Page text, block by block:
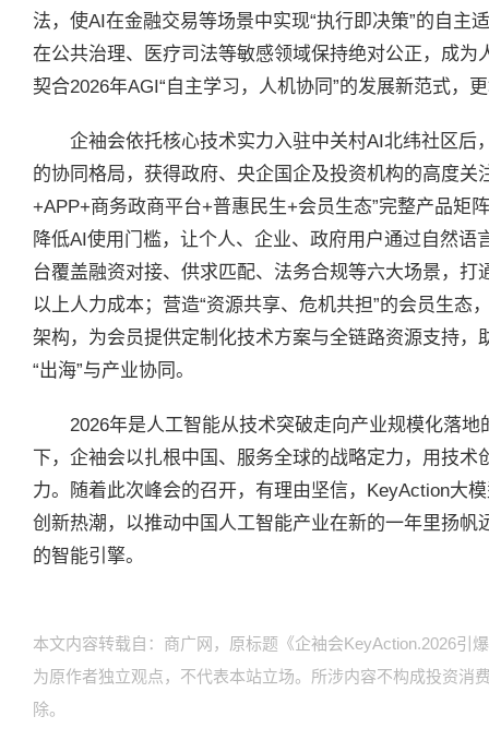
法，使AI在金融交易等场景中实现“执行即决策”的自主
在公共治理、医疗司法等敏感领域保持绝对公正，成
契合2026年AGI“自主学习，人机协同”的发展新范式，
企袖会依托核心技术实力入驻中关村AI北纬社区后
的协同格局，获得政府、央企国企及投资机构的高度关
+APP+商务政商平台+普惠民生+会员生态”完整产品
降低AI使用门槛，让个人、企业、政府用户通过自然
台覆盖融资对接、供求匹配、法务合规等六大场景，
以上人力成本；营造“资源共享、危机共担”的会员生态
架构，为会员提供定制化技术方案与全链路资源支持
“出海”与产业协同。
2026年是人工智能从技术突破走向产业规模化落
下，企袖会以扎根中国、服务全球的战略定力，用技
力。随着此次峰会的召开，有理由坚信，KeyAction大
创新热潮，以推动中国人工智能产业在新的一年里扬
的智能引擎。
本文内容转载自：商广网，原标题《企袖会KeyAction.2026引
为原作者独立观点，不代表本站立场。所涉内容不构成投资消
除。